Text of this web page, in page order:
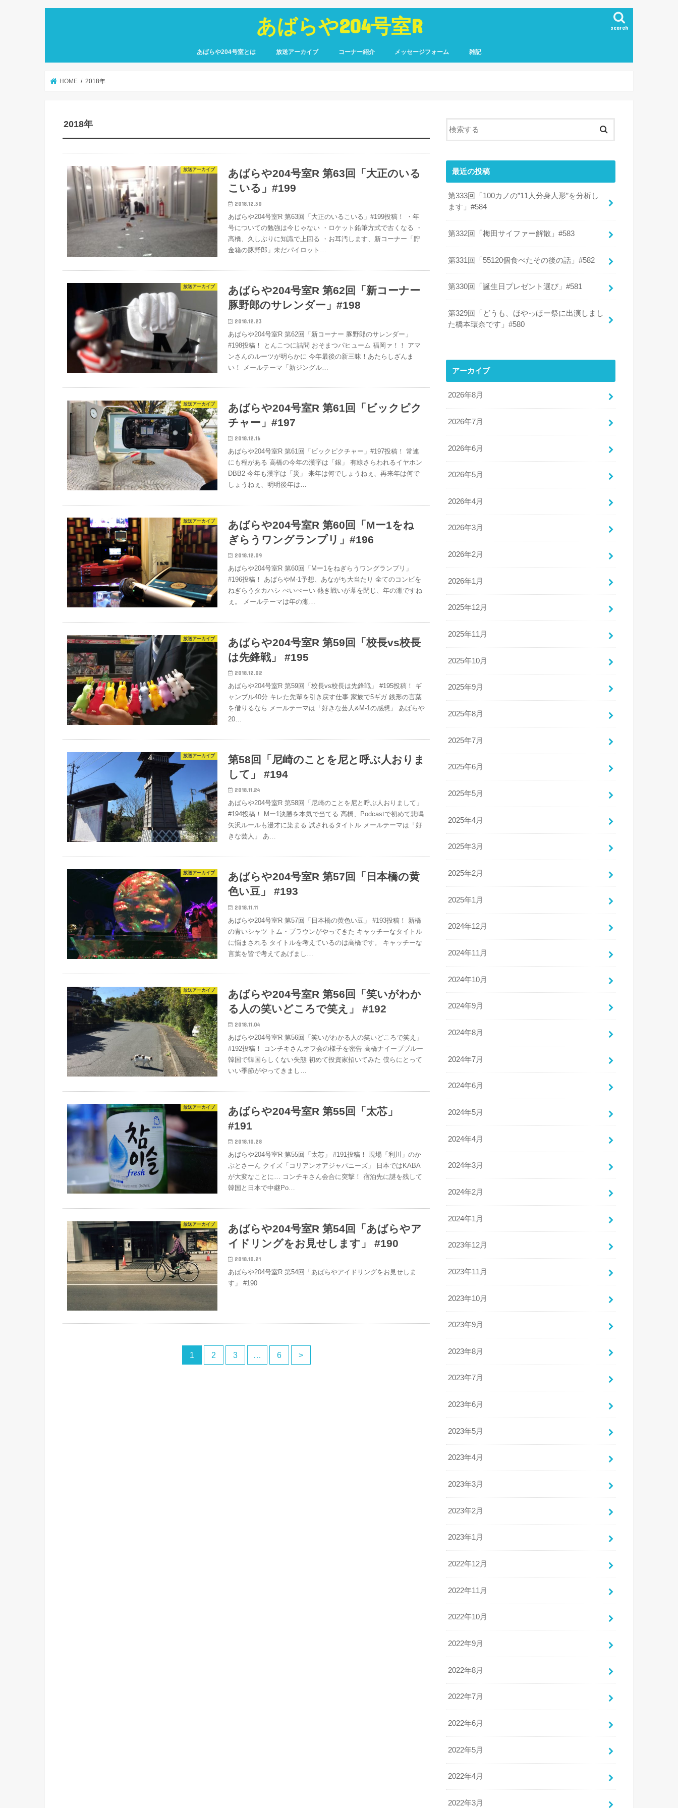
あばらや204号室R search
あばらや204号室とは 放送アーカイブ コーナー紹介 メッセージフォーム 雑記
HOME 2018年
2018年
放送アーカイブ
あばらや204号室R 第63回「大正のいる
こいる」#199
2018.12.30
あばらや204号室R 第63回「大正のいるこいる」#199投稿！ ・年
号についての勉強は今じゃない ・ロケット鉛筆方式で古くなる ・
高橋、久しぶりに知識で上回る ・お耳汚します、新コーナー「貯
金箱の豚野郎」未だパイロット…
放送アーカイブ
あばらや204号室R 第62回「新コーナー
豚野郎のサレンダー」#198
2018.12.23
あばらや204号室R 第62回「新コーナー 豚野郎のサレンダー」
#198投稿！ とんこつに詰問 おそまつパヒューム 福岡ァ！！ アマ
ンさんのルーツが明らかに 今年最後の新三昧！あたらしざんま
い！ メールテーマ「新ジングル…
放送アーカイブ
あばらや204号室R 第61回「ビックピク
チャー」#197
2018.12.16
あばらや204号室R 第61回「ビックピクチャー」#197投稿！ 常連
にも程がある 高橋の今年の漢字は「銀」 有線さらわれるイヤホン
DBB2 今年も漢字は「災」 来年は何でしょうねぇ、再来年は何で
しょうねぇ、明明後年は…
放送アーカイブ
あばらや204号室R 第60回「Mー1をね
ぎらうワングランプリ」#196
2018.12.09
あばらや204号室R 第60回「Mー1をねぎらうワングランプリ」
#196投稿！ あばらやM-1予想、あながち大当たり 全てのコンビを
ねぎらうタカハシ ぺいぺーい 熱き戦いが幕を閉じ、年の瀬ですね
ぇ。 メールテーマは年の瀬…
放送アーカイブ
あばらや204号室R 第59回「校長vs校長
は先鋒戦」 #195
2018.12.02
あばらや204号室R 第59回「校長vs校長は先鋒戦」 #195投稿！ ギ
ャンブル40分 キレた先輩を引き戻す仕事 家族で5ギガ 銭形の言葉
を借りるなら メールテーマは「好きな芸人&M-1の感想」 あばらや
20…
放送アーカイブ
第58回「尼崎のことを尼と呼ぶ人おりま
して」 #194
2018.11.24
あばらや204号室R 第58回「尼崎のことを尼と呼ぶ人おりまして」
#194投稿！ Mー1決勝を本気で当てる 高橋、Podcastで初めて悲鳴
矢沢ルールも漫才に染まる 試されるタイトル メールテーマは「好
きな芸人」 あ…
放送アーカイブ
あばらや204号室R 第57回「日本橋の黄
色い豆」 #193
2018.11.11
あばらや204号室R 第57回「日本橋の黄色い豆」 #193投稿！ 新橋
の青いシャツ トム・ブラウンがやってきた キャッチーなタイトル
に悩まされる タイトルを考えているのは高橋です。 キャッチーな
言葉を皆で考えてあげまし…
放送アーカイブ
あばらや204号室R 第56回「笑いがわか
る人の笑いどころで笑え」 #192
2018.11.04
あばらや204号室R 第56回「笑いがわかる人の笑いどころで笑え」
#192投稿！ コンチキさんオフ会の様子を密告 高橋ナイーブブルー
韓国で韓国らしくない失態 初めて投資家招いてみた 僕らにとって
いい季節がやってきまし…
放送アーカイブ
あばらや204号室R 第55回「太芯」
#191
2018.10.28
あばらや204号室R 第55回「太芯」 #191投稿！ 現場「利川」のか
ぶとさーん クイズ「コリアンオアジャパニーズ」 日本ではKABA
が大変なことに… コンチキさん会合に突撃！ 宿泊先に謎を残して
韓国と日本で中継Po…
放送アーカイブ
あばらや204号室R 第54回「あばらやア
イドリングをお見せします」 #190
2018.10.21
あばらや204号室R 第54回「あばらやアイドリングをお見せしま
す」 #190
1 2 3 6 >
最近の投稿
第333回「100カノの”11人分身人形”を分析し
ます」#584
第332回「梅田サイファー解散」#583
第331回「55120個食べたその後の話」#582
第330回「誕生日プレゼント選び」#581
第329回「どうも、ほやっほー祭に出演しまし
た橋本環奈です」#580
アーカイブ
2026年8月
2026年7月
2026年6月
2026年5月
2026年4月
2026年3月
2026年2月
2026年1月
2025年12月
2025年11月
2025年10月
2025年9月
2025年8月
2025年7月
2025年6月
2025年5月
2025年4月
2025年3月
2025年2月
2025年1月
2024年12月
2024年11月
2024年10月
2024年9月
2024年8月
2024年7月
2024年6月
2024年5月
2024年4月
2024年3月
2024年2月
2024年1月
2023年12月
2023年11月
2023年10月
2023年9月
2023年8月
2023年7月
2023年6月
2023年5月
2023年4月
2023年3月
2023年2月
2023年1月
2022年12月
2022年11月
2022年10月
2022年9月
2022年8月
2022年7月
2022年6月
2022年5月
2022年4月
2022年3月